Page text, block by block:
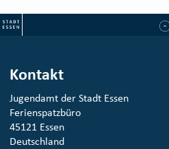
Kontakt
Jugendamt der Stadt Essen
Ferienspatzbüro
45121 Essen
Deutschland